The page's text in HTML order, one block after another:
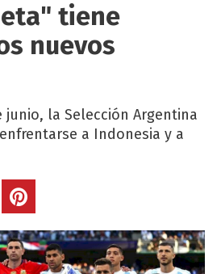
tiene
nuevos
junio, la Selección Argentina
a Indonesia y a